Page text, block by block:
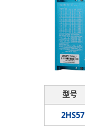
型号
2HS57